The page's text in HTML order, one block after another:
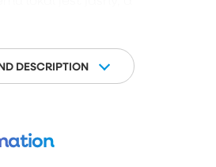
nie ma problemu, jest
miejsc parkingowych.
DESCRIPTION